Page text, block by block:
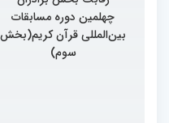
گزارش تصویری آخرین روز
رقابت بخش برادران